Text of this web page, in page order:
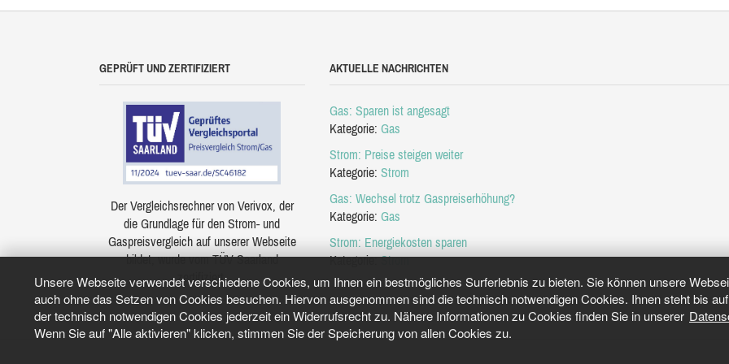
Unsere Webseite verwendet verschiedene Cookies, um Ihnen ein bestmögliches Surferlebnis zu bieten. Sie können unsere
auch ohne das Setzen von Cookies besuchen. Hiervon ausgenommen sind die technisch notwendigen Cookies. Ihnen steht bis
der technisch notwendigen Cookies jederzeit ein Widerrufsrecht zu. Nähere Informationen zu Cookies finden Sie in unserer
Wenn Sie auf "Alle aktivieren" klicken, stimmen Sie der Speicherung von allen Cookies zu.
GEPRÜFT UND ZERTIFIZIERT
Der Vergleichsrechner von Verivox, der
die Grundlage für den Strom- und
Gaspreisvergleich auf unserer Webseite
bildet, wurde vom TÜV Saarland
zertifiziert.
AKTUELLE NACHRICHTEN
Gas: Sparen ist angesagt
Kategorie: Gas
Strom: Preise steigen weiter
Kategorie: Strom
Gas: Wechsel trotz Gaspreiserhöhung?
Kategorie: Gas
Strom: Energiekosten sparen
Kategorie:Strom